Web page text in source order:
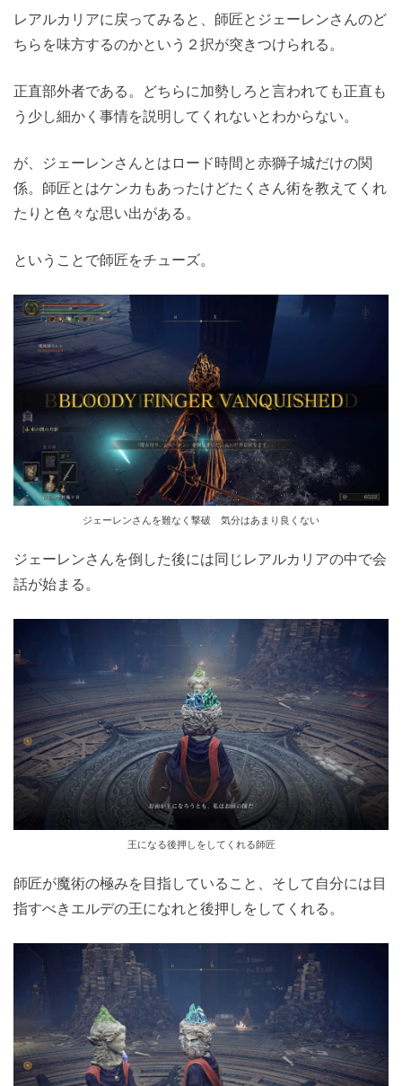
レアルカリアに戻ってみると、師匠とジェーレンさんのど
ちらを味方するのかという２択が突きつけられる。
正直部外者である。どちらに加勢しろと言われても正直も
う少し細かく事情を説明してくれないとわからない。
が、ジェーレンさんとはロード時間と赤獅子城だけの関
係。師匠とはケンカもあったけどたくさん術を教えてくれ
たりと色々な思い出がある。
ということで師匠をチューズ。
ジェーレンさんを難なく撃破 気分はあまり良くない
ジェーレンさんを倒した後には同じレアルカリアの中で会
話が始まる。
王になる後押しをしてくれる師匠
師匠が魔術の極みを目指していること、そして自分には目
指すべきエルデの王になれと後押しをしてくれる。